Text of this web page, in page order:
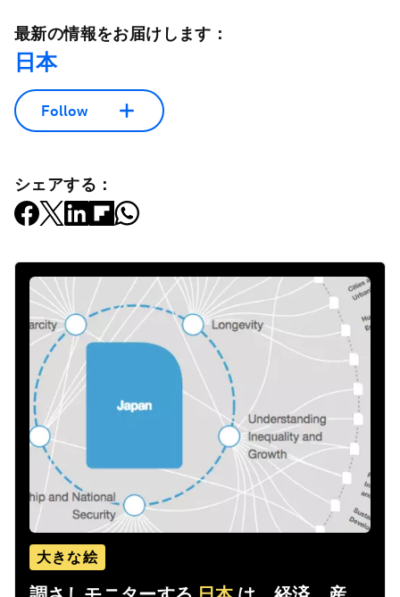
最新の情報をお届けします：
日本
Follow
シェアする：
大きな絵